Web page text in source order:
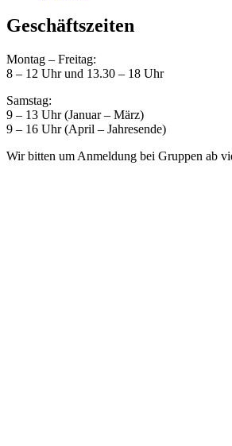
Geschäftszeiten
Montag – Freitag:
8 – 12 Uhr und 13.30 – 18 Uhr
Samstag:
9 – 13 Uhr (Januar – März)
9 – 16 Uhr (April – Jahresende)
Wir bitten um Anmeldung bei Gruppen ab